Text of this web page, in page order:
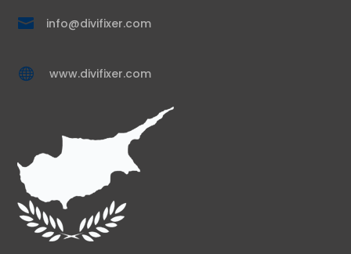
 info@divifixer.com
 www.divifixer.com